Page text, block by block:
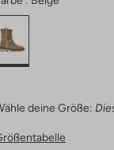
deine Größe: